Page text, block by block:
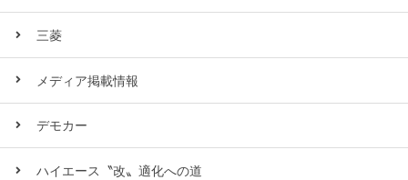
三菱
メディア掲載情報
デモカー
ハイエース〝改〟適化への道